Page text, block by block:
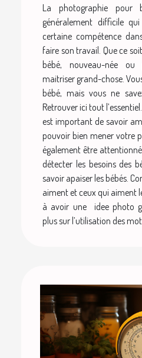
La photographie pour
généralement difficile
certaine compétence
faire son travail. Que ce
bébé, nouveau-née ou
maitriser grand-chose.
bébé, mais vous ne
Retrouver ici tout
est important de savoir
pouvoir bien mener votre
également être
détecter les besoins des
savoir apaiser les bébés.
aiment et ceux qui aiment
à avoir une idee photo
plus sur l’utilisation des